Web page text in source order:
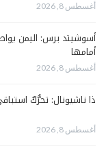
أغسطس 8, 2026
أسوشيتد برس: اليمن
أمامها
أغسطس 8, 2026
ذا ناشيونال: تحرُّكٌ
أغسطس 8, 2026